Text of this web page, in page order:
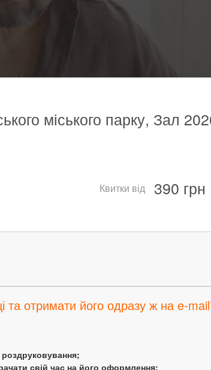
міського парку, Зал
Квитки від 390 грн
та отримати його одразу ж на e-
свій час на його оформлення;